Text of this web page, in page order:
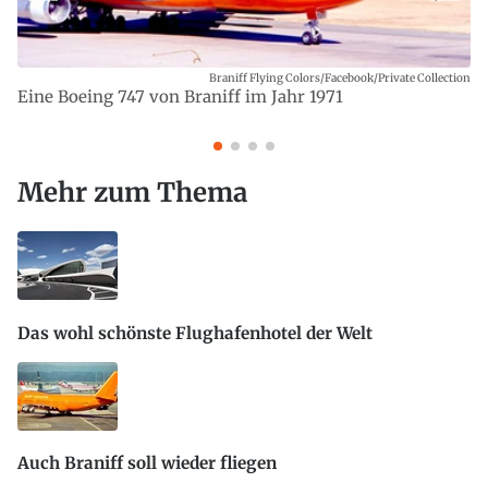
Eine Boeing 747 von Braniff im Jahr 1971
Braniff Flying Colors/Facebook/Private Collection
Mehr zum Thema
Das wohl schönste Flughafenhotel der Welt
Auch Braniff soll wieder fliegen